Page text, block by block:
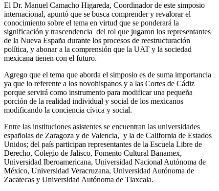
El Dr. Manuel Camacho Higareda, Coordinador de este simposio
internacional, apuntó que se busca comprender y revalorar el
conocimiento sobre el tema en virtud que se ponderará la
significación y trascendencia del rol que jugaron los representantes
de la Nueva España durante los procesos de reestructuración
política, y abonar a la comprensión que la UAT y la sociedad
mexicana tienen con el futuro.
Agrego que el tema que aborda el simposio es de suma importancia
ya que lo referente a los novohispanos y a las Cortes de Cádiz
porque servirá como instrumento para modificar una pequeña
porción de la realidad individual y social de los mexicanos
modificando la conciencia cívica y social.
Entre las instituciones asistentes se encuentran las universidades
españolas de Zaragoza y de Valencia, y la de California de Estados
Unidos; del país participan representantes de la Escuela Libre de
Derecho, Colegio de Jalisco, Fomento Cultural Banamex,
Universidad Iberoamericana, Universidad Nacional Autónoma de
México, Universidad Veracruzana, Universidad Autónoma de
Zacatecas y Universidad Autónoma de Tlaxcala.